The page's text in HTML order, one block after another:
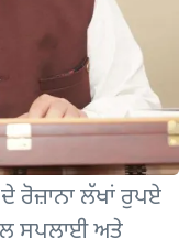
ਰੋਜ਼ਾਨਾ ਲੱਖਾਂ ਰੁਪਏ
ਸਪਲਾਈ ਅਤੇ